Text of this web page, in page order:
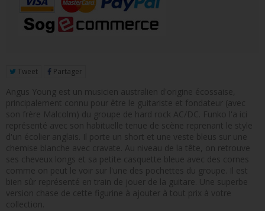
FIGURINE POP AD ICONS
FIGURINE POP ROYALS FAMILY
POP PROTECTION
PORTE-CLÉS POCKET POP
FUNKO VINYL SODA
FUNKO POP PIN
PELUCHE
Tweet Partager
Angus Young est un musicien australien d'origine écossaise,
principalement connu pour être le guitariste et fondateur (avec
son frère Malcolm) du groupe de hard rock AC/DC. Funko l'a ici
représenté avec son habituelle tenue de scène reprenant le style
d'un écolier anglais. Il porte un short et une veste bleus sur une
chemise blanche avec cravate. Au niveau de la tête, on retrouve
ses cheveux longs et sa petite casquette bleue avec des cornes
comme on peut le voir sur l'une des pochettes du groupe. Il est
bien sûr représenté en train de jouer de la guitare. Une superbe
version chase de cette figurine à ajouter à tout prix à votre
collection.